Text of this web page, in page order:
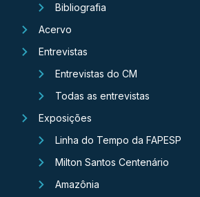
Bibliografia
Acervo
Entrevistas
Entrevistas do CM
Todas as entrevistas
Exposições
Linha do Tempo da FAPESP
Milton Santos Centenário
Amazônia